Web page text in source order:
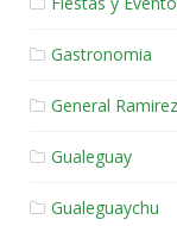
Gastronomia
General Ramirez
Gualeguay
Gualeguaychu